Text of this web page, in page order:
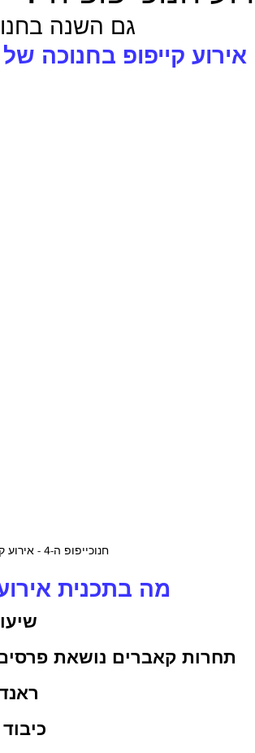
גם השנה
חנוכייפופ ה-4 - אירוע קייפופ בתל אביב בחנוכה 2023
מה בתכנית
תחרות קאברים נושאת פרסים